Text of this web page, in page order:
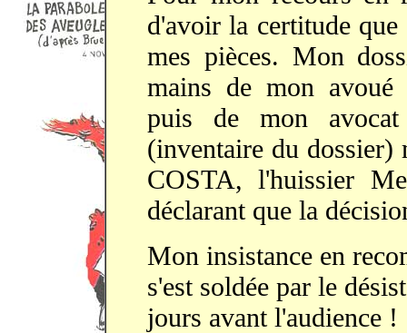
d'avoir la certitude
mes pièces. Mon
mains de mon
puis de mon
(inventaire du dossier)
COSTA, l'huissier
déclarant que la
Mon insistance en
s'est soldée par le
jours avant l'audience !